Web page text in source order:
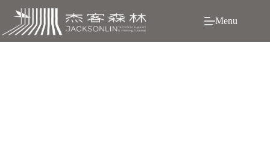
主
Menu